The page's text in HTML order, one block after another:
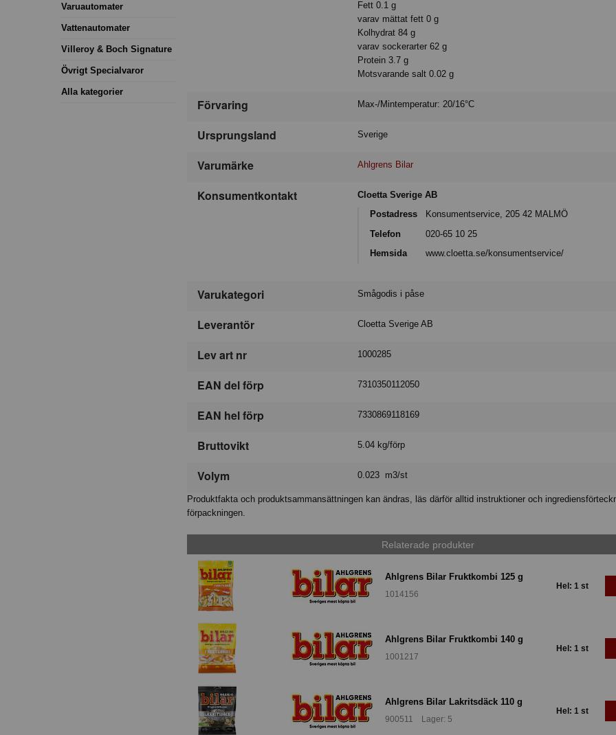
Varuautomater
Vattenautomater
Villeroy & Boch Signature
Övrigt Specialvaror
Alla kategorier
Fett 0.1 g
varav mättat fett 0 g
Kolhydrat 84 g
varav sockerarter 62 g
Protein 3.7 g
Motsvarande salt 0.02 g
Förvaring Max-/Mintemperatur: 20/16°C
Ursprungsland Sverige
Varumärke Ahlgrens Bilar
Konsumentkontakt
Cloetta Sverige AB
Postadress
Konsumentservice, 205 42 MALMÖ
Telefon
020-65 10 25
Hemsida
www.cloetta.se/konsumentservice/
Varukategori Smågodis i påse
Leverantör Cloetta Sverige AB
Lev art nr 1000285
EAN del förp 7310350112050
EAN hel förp 7330869118169
Bruttovikt 5.04 kg/förp
Volym 0.023 m3/st
Produktfakta och produktsammansättningen kan ändras, läs därför alltid instruktioner och
förpackningen.
Relaterade produkter
Ahlgrens Bilar Fruktkombi 125 g
1014156
Hel: 1 st
Ahlgrens Bilar Fruktkombi 140 g
1001217
Hel: 1 st
Ahlgrens Bilar Lakritsdäck 110 g
900511 Lager: 5
Hel: 1 st